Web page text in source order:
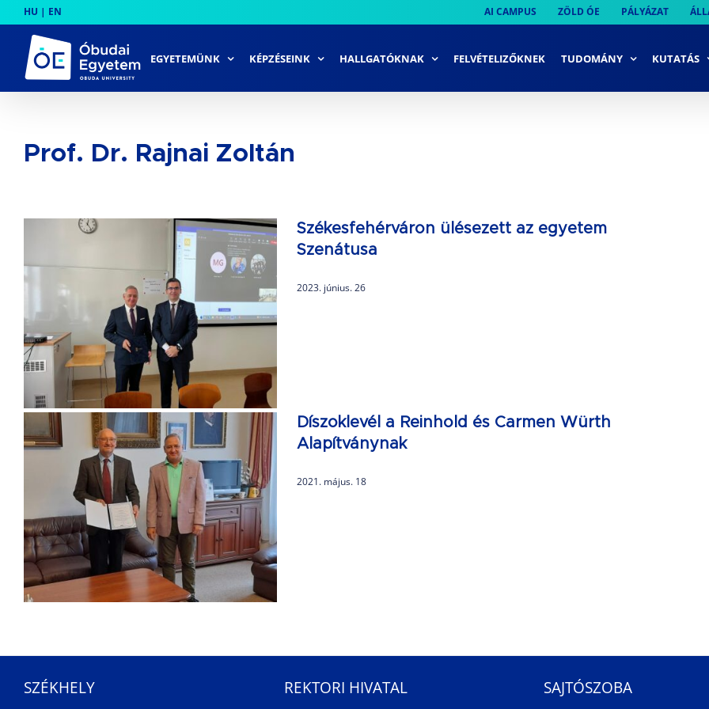
to
content
HU | EN AI CAMPUS ZÖLD ÓE PÁLYÁZAT
EGYETEMÜNK KÉPZÉSEINK HALLGATÓKNAK FELVÉTELIZŐKNEK TUDOMÁNY KUTATÁS
Prof. Dr. Rajnai Zoltán
Székesfehérváron ülésezett az egyetem
Szenátusa
2023. június. 26
Díszoklevél a Reinhold és Carmen Würth
Alapítványnak
2021. május. 18
SZÉKHELY REKTORI HIVATAL SAJTÓSZOBA